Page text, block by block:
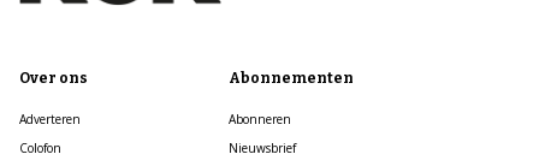
Over ons
Adverteren
Colofon
Abonnementen
Abonneren
Nieuwsbrief